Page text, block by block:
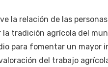
la relación de las
la tradición agrícola del
para fomentar un mayor
del trabajo